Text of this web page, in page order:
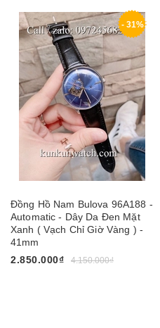
- 31%
Đồng Hồ Nam Bulova 96A188 -
Automatic - Dây Da Đen Mặt
Xanh ( Vạch Chỉ Giờ Vàng ) -
41mm
2.850.000₫
4.150.000₫